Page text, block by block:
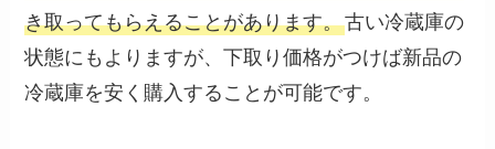
き取ってもらえることがあります。古い冷蔵庫の
状態にもよりますが、下取り価格がつけば新品の
冷蔵庫を安く購入することが可能です。